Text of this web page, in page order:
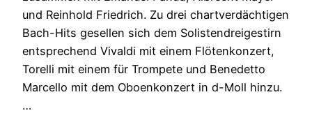
und Reinhold Friedrich. Zu drei chartverdächtigen
Bach-Hits gesellen sich dem Solistendreigestirn
entsprechend Vivaldi mit einem Flötenkonzert,
Torelli mit einem für Trompete und Benedetto
Marcello mit dem Oboenkonzert in d-Moll hinzu.
…